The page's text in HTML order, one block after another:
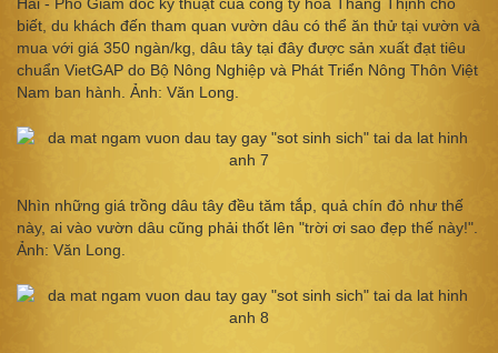
Hải - Phó Giám đốc kỹ thuật của công ty hoa Thắng Thịnh cho
biết, du khách đến tham quan vườn dâu có thể ăn thử tại vườn và
mua với giá 350 ngàn/kg, dâu tây tại đây được sản xuất đạt tiêu
chuẩn VietGAP do Bộ Nông Nghiệp và Phát Triển Nông Thôn Việt
Nam ban hành. Ảnh: Văn Long.
Nhìn những giá trồng dâu tây đều tăm tắp, quả chín đỏ như thế
này, ai vào vườn dâu cũng phải thốt lên "trời ơi sao đẹp thế này!".
Ảnh: Văn Long.